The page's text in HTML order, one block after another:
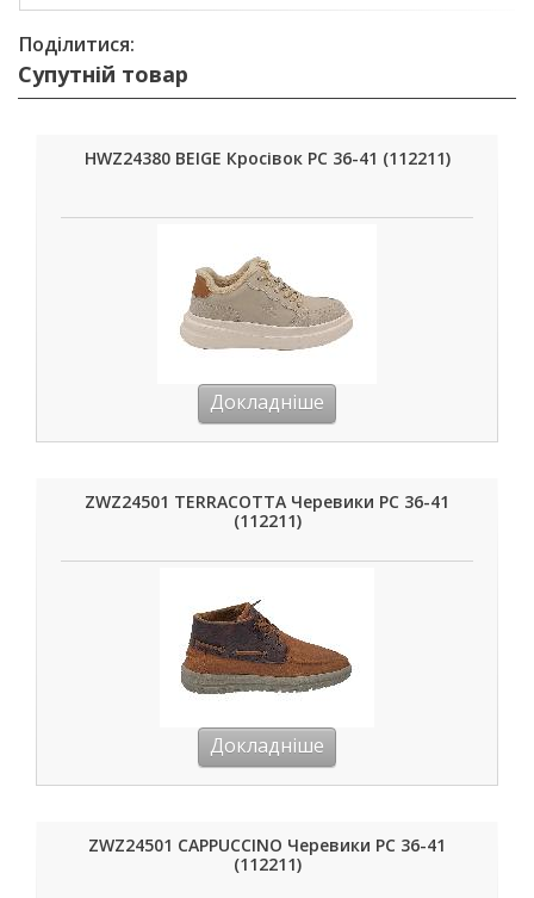
Поділитися:
Супутній товар
HWZ24380 BEIGE Кросівок РС 36-41 (112211)
Докладніше
ZWZ24501 TERRACOTTA Черевики РС 36-41
(112211)
Докладніше
ZWZ24501 CAPPUCCINO Черевики РС 36-41
(112211)